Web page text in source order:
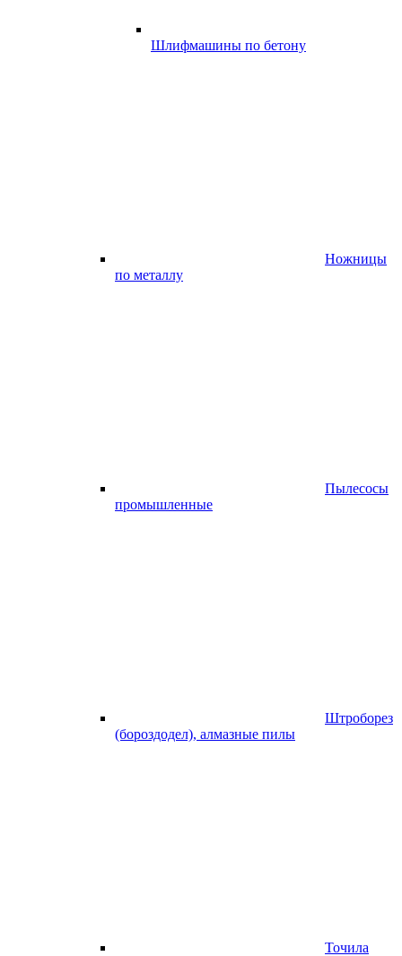
Шлифмашины по бетону
Ножницы
по металлу
Пылесосы
промышленные
Штроборез
(бороздодел), алмазные пилы
Точила